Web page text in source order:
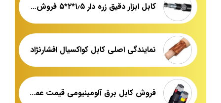
کابل ابزار دقیق زره دار ۱٫۵*۲*۵ فروش عمده
نمایندگی اصلی کابل کواکسیال افشارنژاد
فروش کابل برق آلومینیومی قیمت عمده